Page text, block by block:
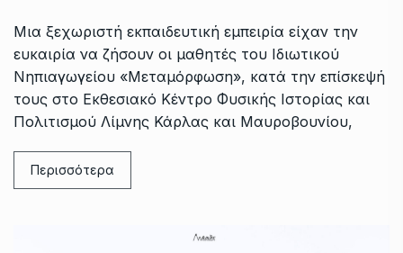
Μια ξεχωριστή εκπαιδευτική εμπειρία είχαν την
ευκαιρία να ζήσουν οι μαθητές του Ιδιωτικού
Νηπιαγωγείου «Μεταμόρφωση», κατά την επίσκεψή
τους στο Εκθεσιακό Κέντρο Φυσικής Ιστορίας και
Πολιτισμού Λίμνης Κάρλας και Μαυροβουνίου,
Περισσότερα